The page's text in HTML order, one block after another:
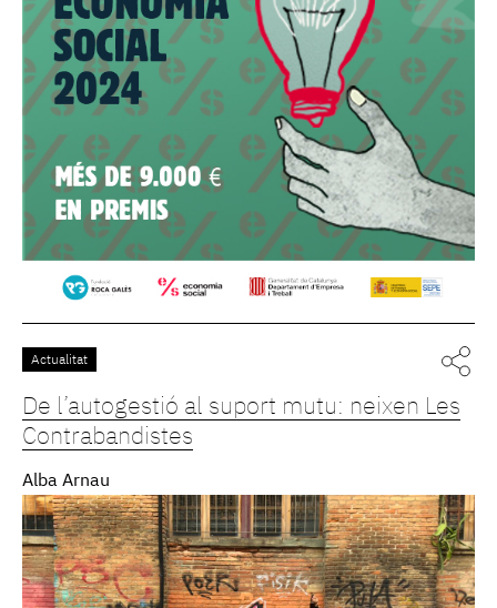
Actualitat
De l’autogestió al suport mutu: neixen Les
Contrabandistes
Alba Arnau